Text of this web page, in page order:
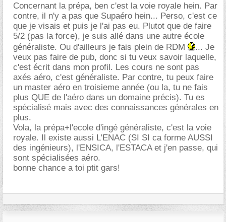
Concernant la prépa, ben c'est la voie royale hein. Par
contre, il n'y a pas que Supaéro hein... Perso, c'est ce
que je visais et puis je l'ai pas eu. Plutot que de faire
5/2 (pas la force), je suis allé dans une autre école
généraliste. Ou d'ailleurs je fais plein de RDM
... Je
veux pas faire de pub, donc si tu veux savoir laquelle,
c'est écrit dans mon profil. Les cours ne sont pas
axés aéro, c'est généraliste. Par contre, tu peux faire
un master aéro en troisieme année (ou la, tu ne fais
plus QUE de l'aéro dans un domaine précis). Tu es
spécialisé mais avec des connaissances générales en
plus.
Vola, la prépa+l'ecole d'ingé généraliste, c'est la voie
royale. Il existe aussi L'ENAC (SI SI ca forme AUSSI
des ingénieurs), l'ENSICA, l'ESTACA et j'en passe, qui
sont spécialisées aéro.
bonne chance a toi ptit gars!